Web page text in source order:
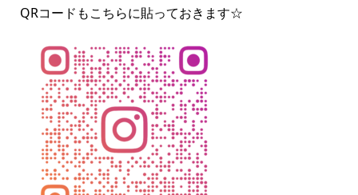
QRコードもこちらに貼っておきます☆